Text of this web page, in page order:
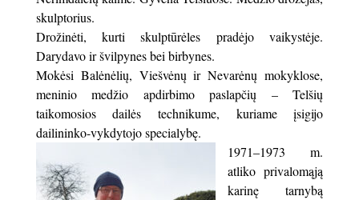
skulptorius.
Drožinėti, kurti skulptūrėles pradėjo vaikystėje.
Darydavo ir švilpynes bei birbynes.
Mokėsi Balėnėlių, Viešvėnų ir Nevarėnų mokyklose,
meninio medžio apdirbimo paslapčių – Telšių
taikomosios dailės technikume, kuriame įsigijo
dailininko-vykdytojo specialybę.
1971–1973 m.
atliko privalomąją
karinę tarnybą